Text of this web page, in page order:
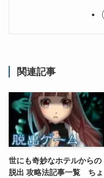
関連記事
世にも奇妙なホテルからの
脱出 攻略法記事一覧 ちょ